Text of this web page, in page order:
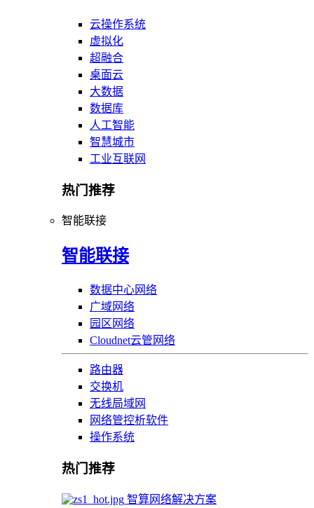
云操作系统
虚拟化
超融合
桌面云
大数据
数据库
人工智能
智慧城市
工业互联网
热门推荐
智能联接
智能联接
数据中心网络
广域网络
园区网络
Cloudnet云管网络
路由器
交换机
无线局域网
网络管控析软件
操作系统
热门推荐
智算网络解决方案